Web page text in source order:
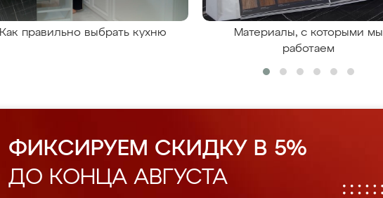
Как правильно выбрать кухню
Материалы, с которыми мы
работаем
ФИКСИРУЕМ СКИДКУ В 5%
ДО КОНЦА АВГУСТА